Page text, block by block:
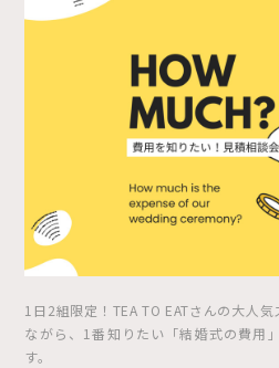
1日2組限定！TEA TO EATさんの大人
ながら、1番知りたい「結婚式の費用
す。